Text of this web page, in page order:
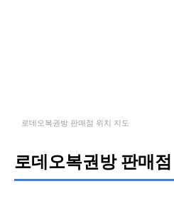
로데오복권방 판매점 위치 지도
로데오복권방 판매